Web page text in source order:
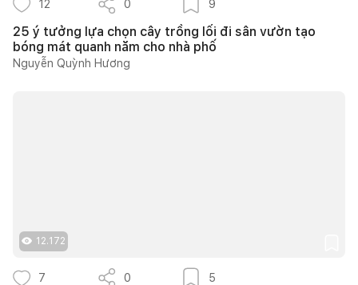
12 0 9
25 ý tưởng lựa chọn cây trồng lối đi sân vườn tạo
bóng mát quanh năm cho nhà phố
Nguyễn Quỳnh Hương
12.172
7 0 5